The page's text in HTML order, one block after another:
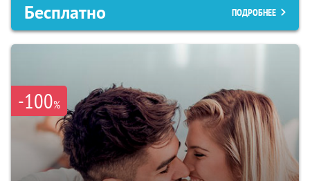
Бесплатно ПОДРОБНЕЕ
-100%